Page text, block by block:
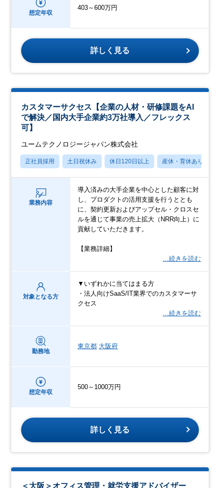
想定年収
403～600万円
詳しく見る
カスタマーサクセス【企業の人材・研修課題をAI
で解決／国内大手企業約3万社導入／フレックス
可】
ユームテクノロジージャパン株式会社
正社員採用 土日祝休み 休日120日以上 産休・育休あり
業務内容
導入済みの大手企業を中心とした顧客に対
し、プロダクトの活用支援を行うととも
に、契約更新およびアップセル・クロスセ
ルを通じて事業の売上拡大（NRR向上）に
貢献していただきます。
【業務詳細】
…続きを読む
対象となる方
▼いずれかに当てはまる方
・法人向けSaaS/IT業界でのカスタマーサ
クセス
…続きを読む
勤務地
東京都 大阪府
想定年収
500～1000万円
詳しく見る
＜大阪＞オフィス管理・就労支援アドバイザー